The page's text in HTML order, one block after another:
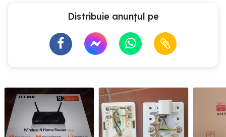
Distribuie anunțul pe